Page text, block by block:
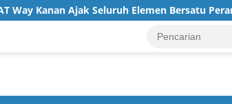
Ajak Seluruh Elemen Bersatu Perangi